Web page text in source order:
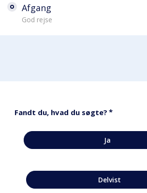
Afgang
God rejse
Fandt du, hvad du søgte? *
Ja
Delvist